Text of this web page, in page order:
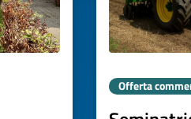
Offerta